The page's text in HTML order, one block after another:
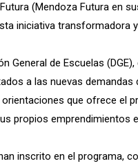
(Mendoza Futura en
iniciativa transformadora
de Escuelas
a las nuevas
que ofrece el
propios emprendimientos
inscrito en el programa,